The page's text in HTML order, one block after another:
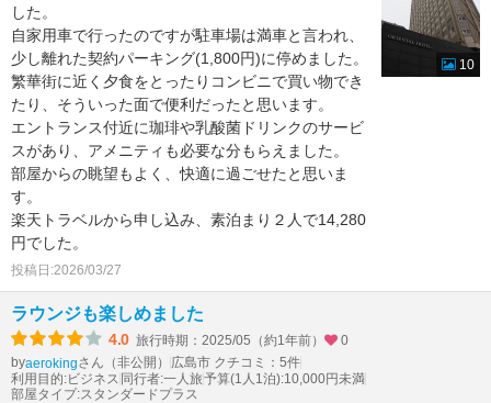
した。
自家用車で行ったのですが駐車場は満車と言われ、
少し離れた契約パーキング(1,800円)に停めました。
繁華街に近く夕食をとったりコンビニで買い物でき
たり、そういった面で便利だったと思います。
エントランス付近に珈琲や乳酸菌ドリンクのサービ
スがあり、アメニティも必要な分もらえました。
部屋からの眺望もよく、快適に過ごせたと思いま
す。
楽天トラベルから申し込み、素泊まり２人で14,280
円でした。
投稿日:2026/03/27
10
ラウンジも楽しめました
4.0 旅行時期：2025/05（約1年前）
0
byaerokingさん（非公開）
広島市 クチコミ：5件
利用目的:ビジネス 同行者:一人旅予算(1人1泊):10,000円未満
部屋タイプ:スタンダードプラス